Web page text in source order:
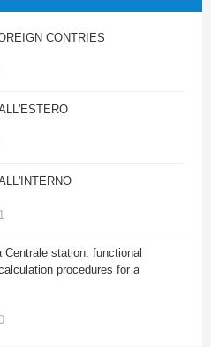
CONTRIES
station: functional
procedures for a